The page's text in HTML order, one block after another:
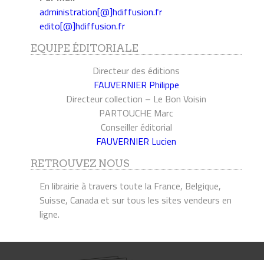
administration[@]hdiffusion.fr
edito[@]hdiffusion.fr
EQUIPE ÉDITORIALE
Directeur des éditions
FAUVERNIER Philippe
Directeur collection – Le Bon Voisin
PARTOUCHE Marc
Conseiller éditorial
FAUVERNIER Lucien
RETROUVEZ NOUS
En librairie à travers toute la France, Belgique,
Suisse, Canada et sur tous les sites vendeurs en
ligne.